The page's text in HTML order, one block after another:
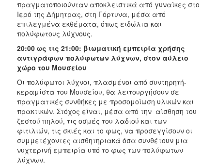
πραγματοποιούνταν αποκλειστικά από γυναίκες στο
Ιερό της Δήμητρας, στη Γόρτυνα, μέσα από
επιλεγμένα εκθέματα, όπως ειδώλια και
πολύφωτους λύχνους.
20:00 ως τις 21:00: βιωματική εμπειρία χρήσης
αντιγράφων πολύφωτων λύχνων, στον αύλειο
χώρο του Μουσείου
Οι πολύφωτοι λύχνοι, πλασμένοι από συντηρητή-
κεραμίστα του Μουσείου, θα λειτουργήσουν σε
πραγματικές συνθήκες με προσομοίωση υλικών και
πρακτικών. Στόχος είναι, μέσα από την αίσθηση του
ζεστού πηλού, τις οσμές του λαδιού και των
φιτιλιών, τις σκιές και το φως, να προσεγγίσουν οι
συμμετέχοντες αισθητηριακά όσα συνθέτουν μια
νυχτερινή εμπειρία υπό το φως των πολύφωτων
λύχνων.